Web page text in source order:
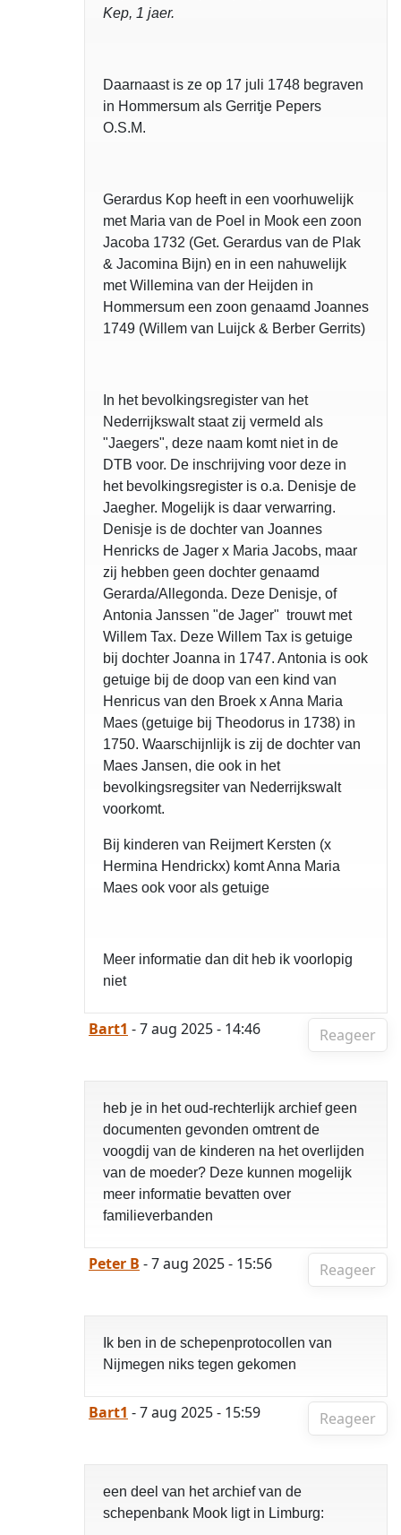
Kep, 1 jaer.
Daarnaast is ze op 17 juli 1748 begraven
in Hommersum als Gerritje Pepers
O.S.M.
Gerardus Kop heeft in een voorhuwelijk
met Maria van de Poel in Mook een zoon
Jacoba 1732 (Get. Gerardus van de Plak
& Jacomina Bijn) en in een nahuwelijk
met Willemina van der Heijden in
Hommersum een zoon genaamd Joannes
1749 (Willem van Luijck & Berber Gerrits)
In het bevolkingsregister van het
Nederrijkswalt staat zij vermeld als
"Jaegers", deze naam komt niet in de
DTB voor. De inschrijving voor deze in
het bevolkingsregister is o.a. Denisje de
Jaegher. Mogelijk is daar verwarring.
Denisje is de dochter van Joannes
Henricks de Jager x Maria Jacobs, maar
zij hebben geen dochter genaamd
Gerarda/Allegonda. Deze Denisje, of
Antonia Janssen "de Jager" trouwt met
Willem Tax. Deze Willem Tax is getuige
bij dochter Joanna in 1747. Antonia is ook
getuige bij de doop van een kind van
Henricus van den Broek x Anna Maria
Maes (getuige bij Theodorus in 1738) in
1750. Waarschijnlijk is zij de dochter van
Maes Jansen, die ook in het
bevolkingsregsiter van Nederrijkswalt
voorkomt.
Bij kinderen van Reijmert Kersten (x
Hermina Hendrickx) komt Anna Maria
Maes ook voor als getuige
Meer informatie dan dit heb ik voorlopig
niet
Reageer
Bart1 - 7 aug 2025 - 14:46
heb je in het oud-rechterlijk archief geen
documenten gevonden omtrent de
voogdij van de kinderen na het overlijden
van de moeder? Deze kunnen mogelijk
meer informatie bevatten over
familieverbanden
Reageer
Peter B - 7 aug 2025 - 15:56
Ik ben in de schepenprotocollen van
Nijmegen niks tegen gekomen
Reageer
Bart1 - 7 aug 2025 - 15:59
een deel van het archief van de
schepenbank Mook ligt in Limburg: